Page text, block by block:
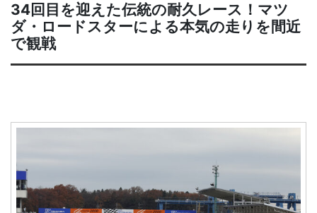
34回目を迎えた伝統の耐久レース！マツ
ダ・ロードスターによる本気の走りを間近
で観戦